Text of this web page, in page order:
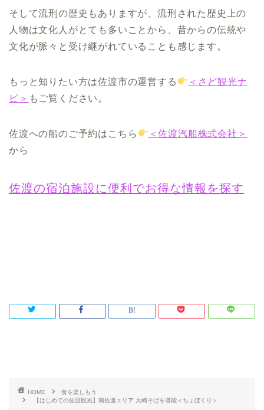
そして流刑の歴史もありますが、流刑された歴史上の
人物は文化人がとても多いことから、昔からの伝統や
文化が脈々と受け継がれていることも感じます。
もっと知りたい方は佐渡市の運営する
＜さど観光ナ
ビ＞ もご覧ください。
佐渡への船のご予約はこちら
＜佐渡汽船株式会社＞
から
佐渡の宿泊施設に便利でお得な情報を探す
HOME
食を楽しもう
【はじめての佐渡観光】南佐渡エリア 大崎そばを堪能＜ちょぼくり＞